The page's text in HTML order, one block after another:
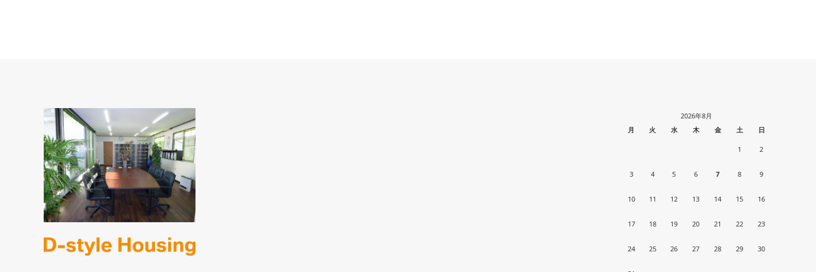
2026年8月
月
火 水 木 金 土 日
1 2
3 4 5 6 7 8 9
10 11 12 13 14 15 16
17 18 19 20 21 22 23
24 25 26 27 28 29 30